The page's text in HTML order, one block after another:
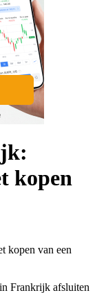
kopen
kopen van een
Frankrijk afsluiten